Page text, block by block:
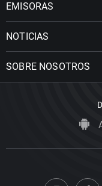
EMISORAS
NOTICIAS
SOBRE NOSOTROS